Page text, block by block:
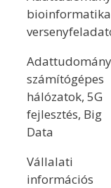
számítógépes
hálózatok, 5G
fejlesztés, Big
Data
Vállalati
információs